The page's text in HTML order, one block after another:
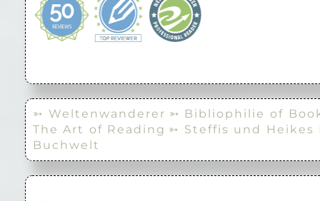
➳ Weltenwanderer ➳ Bibliophilie of
The Art of Reading ➳ Steffis und Heikes
Buchwelt